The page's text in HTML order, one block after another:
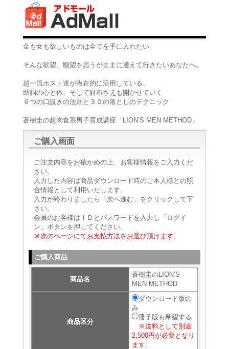
金も女も欲しいものは全てを手に入れたい。
そんな欲望、願望を思うがままに適えて行きたいあなたへ。
超一流ホスト達が潜在的に活用している、
助詞の心と体、そして財布さえも開かせていく
６つの口説きの法則と３０の落としのテクニック
蒼樹圭の超肉食系男子育成講座「LION’S MEN METHOD」
ご購入画面
ご注文内容をお確かめの上、お客様情報をご入力くだ
さい。
入力した内容は商品ダウンロード時のご本人様との照
合情報として利用いたします。
入力が終わりましたら「次へ進む」をクリックして下
さい。
会員のお客様はＩＤとパスワードを入力し「ログイ
ン」ボタンを押してください。
※次のページにてお支払方法をお選び頂けます。
ご購入商品
商品名
蒼樹圭のLION’S
MEN METHOD
商品区分
ダウンロード版の
み
冊子版も希望する
※送料として別途
2,500円が必要となり
ます。